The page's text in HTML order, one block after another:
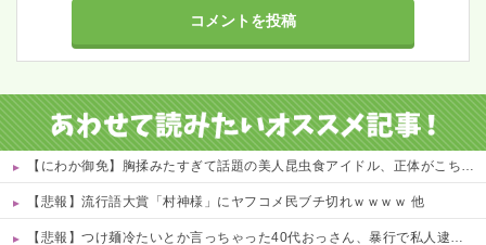
【にわか御免】胸揉みたすぎて話題の美人昆虫食アイドル、正体がこちらwwwwww 他
【悲報】流行語大賞「村神様」にヤフコメ民ブチ切れｗｗｗｗ 他
【悲報】つけ麺冷たいとか言っちゃった40代おっさん、暴行で私人逮捕されるｗｗｗｗ 他